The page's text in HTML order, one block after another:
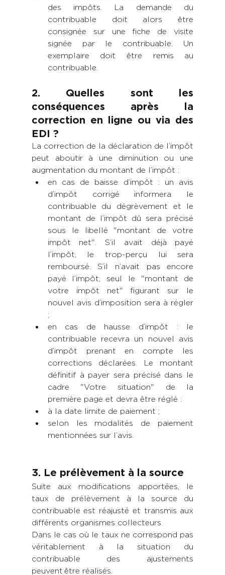
des impôts. La demande du
contribuable doit alors être
consignée sur une fiche de visite
signée par le contribuable. Un
exemplaire doit être remis au
contribuable.
2. Quelles sont les
conséquences après la
correction en ligne ou via des
EDI ?
La correction de la déclaration de l’impôt
peut aboutir à une diminution ou une
augmentation du montant de l’impôt :
en cas de baisse d’impôt : un avis
d’impôt corrigé informera le
contribuable du dégrèvement et le
montant de l’impôt dû sera précisé
sous le libellé "montant de votre
impôt net". S’il avait déjà payé
l’impôt, le trop-perçu lui sera
remboursé. S’il n’avait pas encore
payé l’impôt, seul le "montant de
votre impôt net" figurant sur le
nouvel avis d’imposition sera à régler
;
en cas de hausse d’impôt : le
contribuable recevra un nouvel avis
d’impôt prenant en compte les
corrections déclarées. Le montant
définitif à payer sera précisé dans le
cadre "Votre situation" de la
première page et devra être réglé :
à la date limite de paiement ;
selon les modalités de paiement
mentionnées sur l’avis.
3. Le prélèvement à la source
Suite aux modifications apportées, le
taux de prélèvement à la source du
contribuable est réajusté et transmis aux
différents organismes collecteurs.
Dans le cas où le taux ne correspond pas
véritablement à la situation du
contribuable des ajustements
peuvent être réalisés.